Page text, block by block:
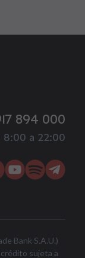
894 000
8:00 a 22:00
Bank S.A.U.)
sujeta a